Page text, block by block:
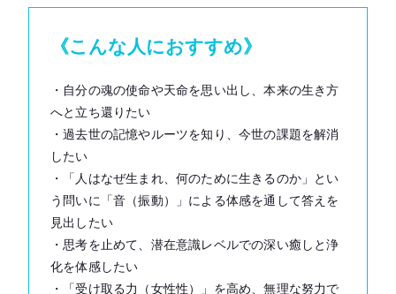
《こんな人におすすめ》
・自分の魂の使命や天命を思い出し、本来の生き方
へと立ち還りたい
・過去世の記憶やルーツを知り、今世の課題を解消
したい
・「人はなぜ生まれ、何のために生きるのか」とい
う問いに「音（振動）」による体感を通して答えを
見出したい
・思考を止めて、潜在意識レベルでの深い癒しと浄
化を体感したい
・「受け取る力（女性性）」を高め、無理な努力で